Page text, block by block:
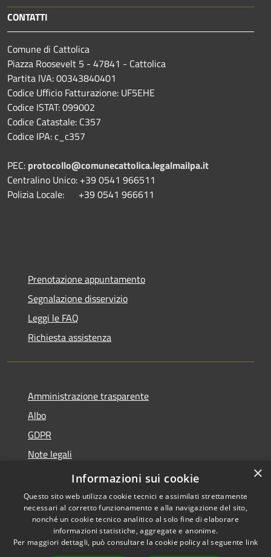
CONTATTI
Comune di Cattolica
Piazza Roosevelt 5 - 47841 - Cattolica
Partita IVA: 00343840401
Codice Ufficio Fatturazione: UF5EHE
Codice ISTAT: 099002
Codice Catastale: C357
Codice IPA: c_c357
PEC: protocollo@comunecattolica.legalmailpa.it
Centralino Unico: +39 0541 966511
Polizia Locale: +39 0541 966611
Prenotazione appuntamento
Segnalazione disservizio
Leggi le FAQ
Richiesta assistenza
Amministrazione trasparente
Albo
GDPR
Note legali
Dichiarazione di accessibilità
Accessibilità
Copyright © 2026 • Comune di
Cattolica • Powered by
×
Informazioni sui cookie
Questo sito web utilizza cookie tecnici e assimilati strettamente
necessari al corretto funzionamento e alla navigazione del sito,
nonché un cookie tecnico analitico al solo fine di elaborare
informazioni statistiche, aggregate e anonime.
Per maggiori dettagli, può consultare la cookie policy al seguente link